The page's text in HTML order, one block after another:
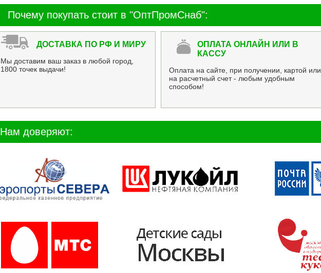
Почему покупать стоит в "ОптПромСнаб":
ДОСТАВКА ПО РФ И МИРУ
Мы доставим ваш заказ в любой город,
1800 точек выдачи!
ОПЛАТА ОНЛАЙН ИЛИ В
КАССУ
Оплата на сайте, при получении, картой или
на расчетный счет - любым удобным
способом!
Нам доверяют: